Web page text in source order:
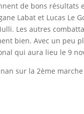
de bons résultats
Labat et Lucas Le
Les autres
bien. Avec un peu
qui aura lieu le 9
sur la 2ème